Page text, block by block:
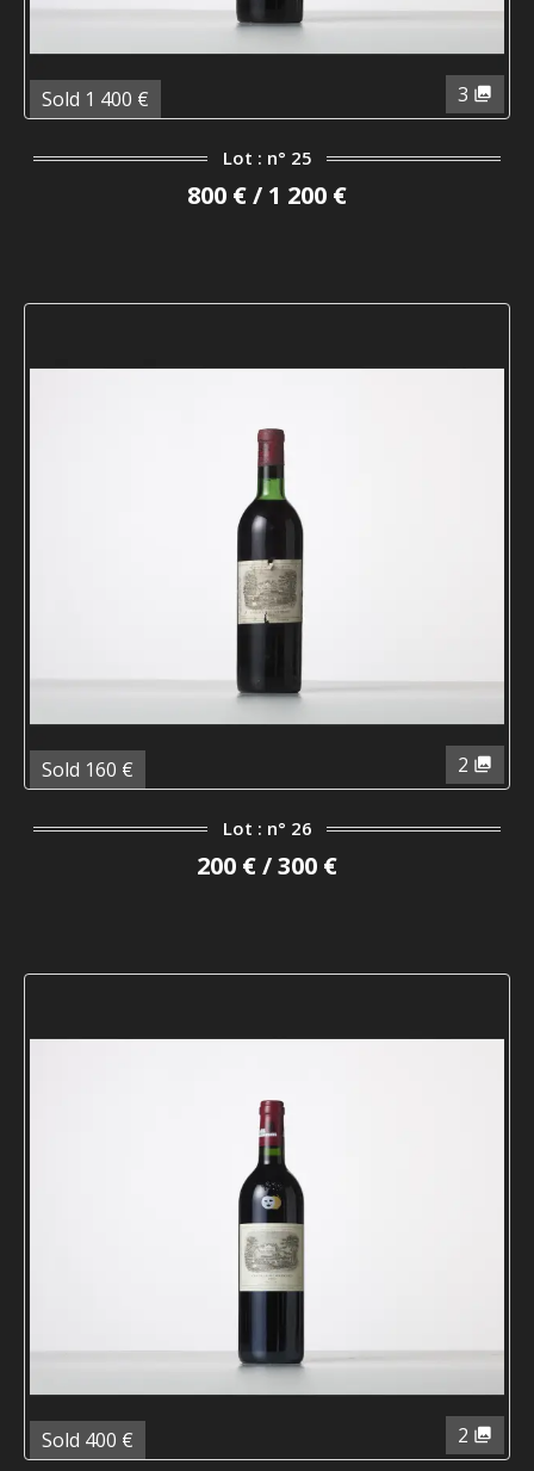
3
Sold 1 400 €
Lot : n° 25
800 € / 1 200 €
2
Sold 160 €
Lot : n° 26
200 € / 300 €
2
Sold 400 €